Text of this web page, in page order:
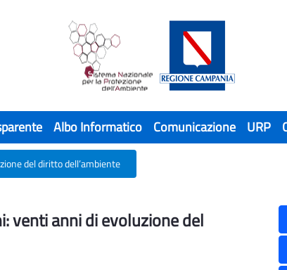
Albo Informatico Comunicazione URP
del diritto dell’ambiente
venti anni di evoluzione del diritto
venti anni di evoluzione del